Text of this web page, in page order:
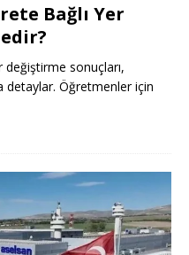
Bağlı Yer
sonuçları,
detaylar. Öğretmenler için